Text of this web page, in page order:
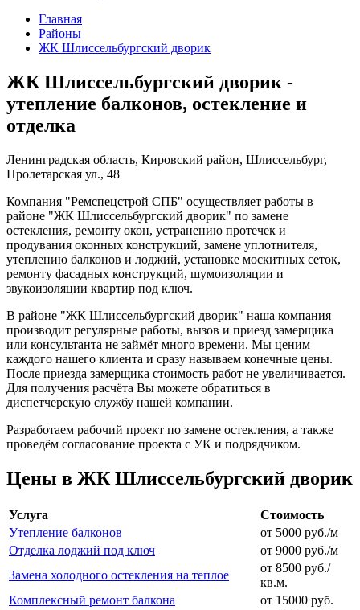
Главная
Районы
ЖК Шлиссельбургский дворик
ЖК Шлиссельбургский дворик -
утепление балконов, остекление и
отделка
Ленинградская область, Кировский район, Шлиссельбург,
Пролетарская ул., 48
Компания "Ремспецстрой СПБ" осуществляет работы в
районе "ЖК Шлиссельбургский дворик" по замене
остекления, ремонту окон, устранению протечек и
продувания оконных конструкций, замене уплотнителя,
утеплению балконов и лоджий, установке москитных сеток,
ремонту фасадных конструкций, шумоизоляции и
звукоизоляции квартир под ключ.
В районе "ЖК Шлиссельбургский дворик" наша компания
производит регулярные работы, вызов и приезд замерщика
или консультанта не займёт много времени. Мы ценим
каждого нашего клиента и сразу называем конечные цены.
После приезда замерщика стоимость работ не увеличивается.
Для получения расчёта Вы можете обратиться в
диспетчерскую службу нашей компании.
Разработаем рабочий проект по замене остекления, а также
проведём согласование проекта с УК и подрядчиком.
Цены в ЖК Шлиссельбургский дворик
Услуга
Стоимость
Утепление балконов
от 5000 руб./м
Отделка лоджий под ключ
от 9000 руб./м
Замена холодного остекления на теплое
от 8500 руб./
кв.м.
Комплексный ремонт балкона
от 15000 руб.